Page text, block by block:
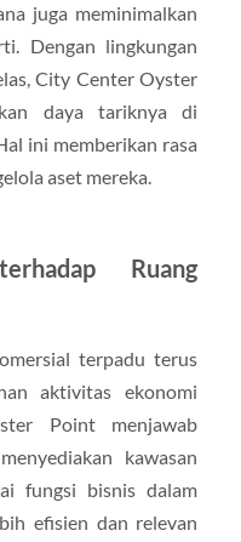
juga meminimalkan
Dengan lingkungan
City Center Oyster
daya tariknya di
ini memberikan rasa
aset mereka.
Ruang
terpadu terus
aktivitas ekonomi
Point menjawab
kawasan
fungsi bisnis dalam
efisien dan relevan